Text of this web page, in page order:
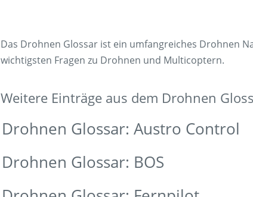
Das Drohnen Glossar ist ein umfangreiches Drohnen
wichtigsten Fragen zu Drohnen und Multicoptern.
Weitere Einträge aus dem Drohnen
Drohnen Glossar: Austro Control
Drohnen Glossar: BOS